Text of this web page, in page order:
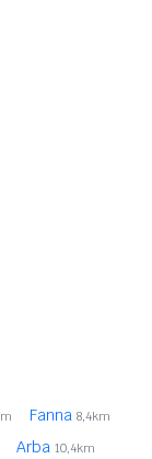
Fanna 8,4km
Arba 10,4km